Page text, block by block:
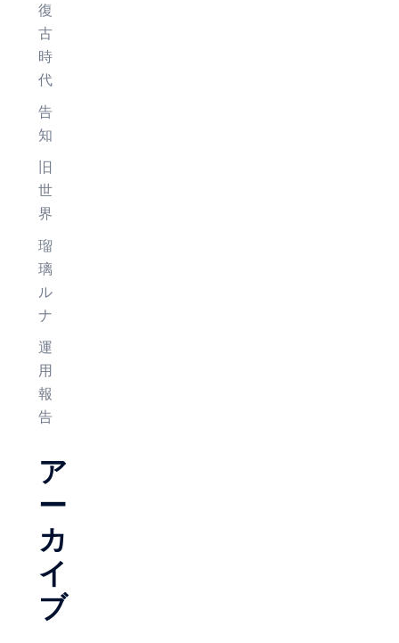
復
古
時
代
告
知
旧
世
界
瑠
璃
ル
ナ
運
用
報
告
ア
ー
カ
イ
ブ